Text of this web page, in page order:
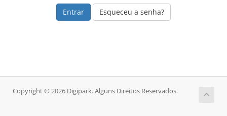
Esqueceu a senha?
Copyright © 2026 Digipark. Alguns Direitos Reservados.